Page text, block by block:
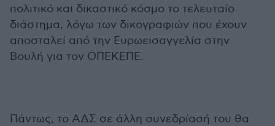
πολιτικό και δικαστικό κόσμο το τελευταίο
διάστημα, λόγω των δικογραφιών που έχουν
αποσταλεί από την Ευρωεισαγγελία στην
Βουλή για τον ΟΠΕΚΕΠΕ.
Πάντως, το ΑΔΣ σε άλλη συνεδρίασή του θα